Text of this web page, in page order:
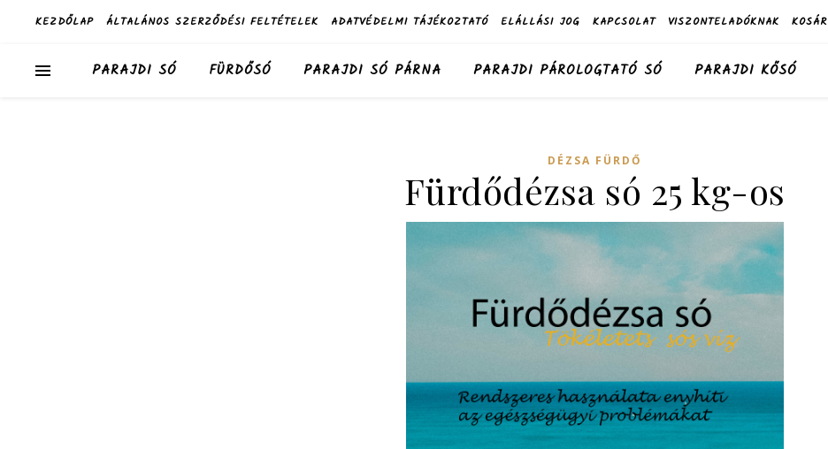
KEZDŐLAP ÁLTALÁNOS SZERZŐDÉSI FELTÉTELEK ADATVÉDELMI TÁJÉKOZTATÓ ELÁLLÁSI JOG KAPCSOLAT VISZONTELADÓKNAK KOSÁR
PARAJDI SÓ FÜRDŐSÓ PARAJDI SÓ PÁRNA PARAJDI PÁROLOGTATÓ SÓ PARAJDI KŐSÓ
DÉZSA FÜRDŐ
Fürdődézsa só 25 kg-os